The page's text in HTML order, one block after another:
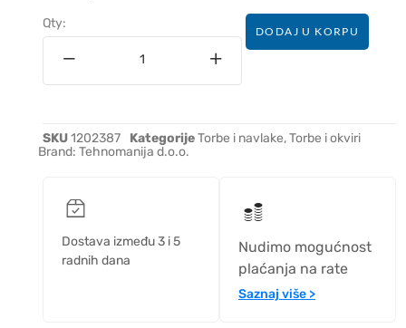
Qty:
DODAJ U KORPU
SKU1202387 KategorijeTorbe i navlake,Torbe i okviri
Brand: Tehnomanija d.o.o.
Dostava između 3 i 5
radnih dana
Nudimo mogućnost
plaćanja na rate
Saznaj više >